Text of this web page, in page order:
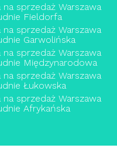
na sprzedaż Warszawa
Fieldorfa
na sprzedaż Warszawa
Garwolińska
na sprzedaż Warszawa
Międzynarodowa
na sprzedaż Warszawa
Łukowska
na sprzedaż Warszawa
Afrykańska